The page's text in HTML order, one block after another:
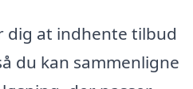
dig at indhente tilbud
du kan sammenligne